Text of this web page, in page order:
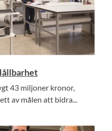
43 miljoner kronor,
av målen att bidra...